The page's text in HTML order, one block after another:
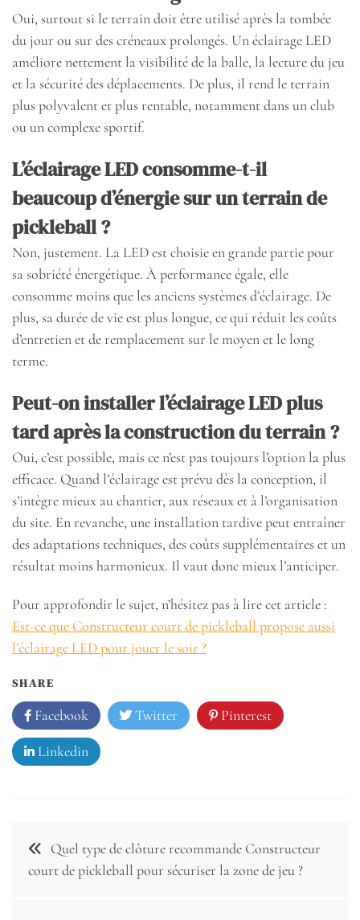
Oui, surtout si le terrain doit être utilisé après la tombée
du jour ou sur des créneaux prolongés. Un éclairage LED
améliore nettement la visibilité de la balle, la lecture du jeu
et la sécurité des déplacements. De plus, il rend le terrain
plus polyvalent et plus rentable, notamment dans un club
ou un complexe sportif.
L’éclairage LED consomme-t-il
beaucoup d’énergie sur un terrain de
pickleball ?
Non, justement. La LED est choisie en grande partie pour
sa sobriété énergétique. À performance égale, elle
consomme moins que les anciens systèmes d’éclairage. De
plus, sa durée de vie est plus longue, ce qui réduit les coûts
d’entretien et de remplacement sur le moyen et le long
terme.
Peut-on installer l’éclairage LED plus
tard après la construction du terrain ?
Oui, c’est possible, mais ce n’est pas toujours l’option la plus
efficace. Quand l’éclairage est prévu dès la conception, il
s’intègre mieux au chantier, aux réseaux et à l’organisation
du site. En revanche, une installation tardive peut entraîner
des adaptations techniques, des coûts supplémentaires et un
résultat moins harmonieux. Il vaut donc mieux l’anticiper.
Pour approfondir le sujet, n’hésitez pas à lire cet article :
Est-ce que Constructeur court de pickleball propose aussi
l’éclairage LED pour jouer le soir ?
SHARE
Facebook Twitter Pinterest
Linkedin
Navigation
de
Quel type de clôture recommande Constructeur
court de pickleball pour sécuriser la zone de jeu ?